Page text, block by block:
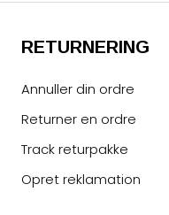
RETURNERING
Annuller din ordre
Returner en ordre
Track returpakke
Opret reklamation